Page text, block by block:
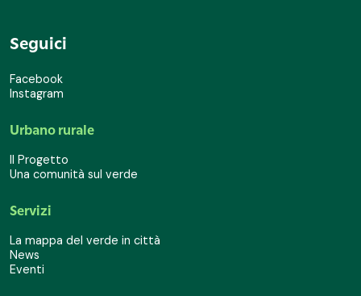
Seguici
Facebook
Instagram
Urbano rurale
Il Progetto
Una comunità sul verde
Servizi
La mappa del verde in città
News
Eventi